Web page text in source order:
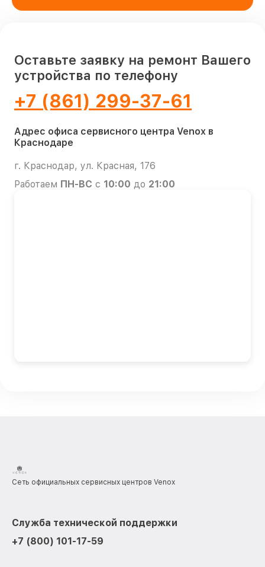
Оставьте заявку на ремонт Вашего
устройства по телефону
+7 (861) 299-37-61
Адрес офиса сервисного центра Venox в
Краснодаре
г. Краснодар, ул. Красная, 176
Работаем ПН-ВС с 10:00 до 21:00
Сеть официальных сервисных центров Venox
Служба технической поддержки
+7 (800) 101-17-59